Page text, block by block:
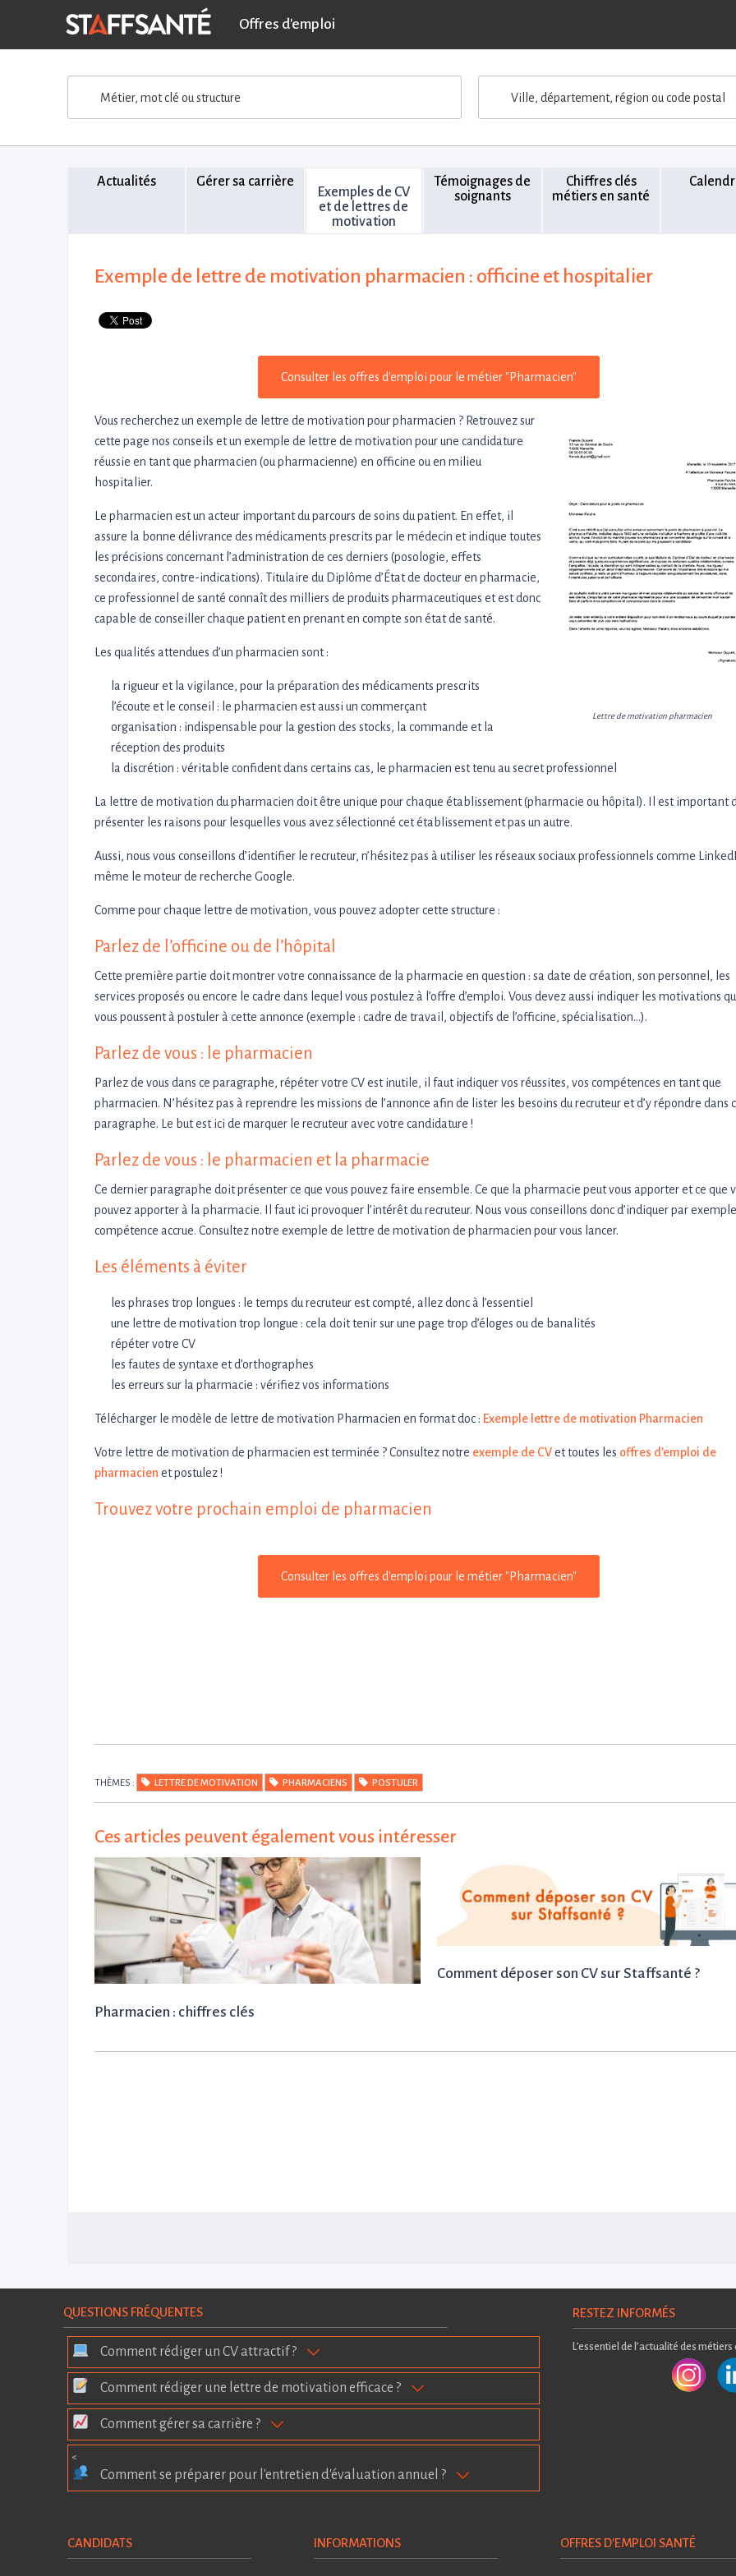
Offres d'emploi
Métier, mot clé ou structure Ville, département, région ou code postal
Actualités Gérer sa carrière
Exemples de CV
et de lettres de
motivation
Témoignages de
soignants
Chiffres clés
métiers en santé
Exemple de lettre de motivation pharmacien : officine et hospitalier
Consulter les offres d'emploi pour le métier "Pharmacien"
Lettre de motivation pharmacien
Vous recherchez un exemple de lettre de motivation pour pharmacien ? Retrouvez sur
cette page nos conseils et un exemple de lettre de motivation pour une candidature
réussie en tant que pharmacien (ou pharmacienne) en officine ou en milieu
hospitalier.
Le pharmacien est un acteur important du parcours de soins du patient. En effet, il
assure la bonne délivrance des médicaments prescrits par le médecin et indique toutes
les précisions concernant l’administration de ces derniers (posologie, effets
secondaires, contre-indications). Titulaire du Diplôme d’État de docteur en pharmacie,
ce professionnel de santé connaît des milliers de produits pharmaceutiques et est donc
capable de conseiller chaque patient en prenant en compte son état de santé.
Les qualités attendues d’un pharmacien sont :
la rigueur et la vigilance, pour la préparation des médicaments prescrits
l’écoute et le conseil : le pharmacien est aussi un commerçant
organisation : indispensable pour la gestion des stocks, la commande et la
réception des produits
la discrétion : véritable confident dans certains cas, le pharmacien est tenu au secret professionnel
La lettre de motivation du pharmacien doit être unique pour chaque établissement (pharmacie ou hôpital). Il est important
présenter les raisons pour lesquelles vous avez sélectionné cet établissement et pas un autre.
Aussi, nous vous conseillons d’identifier le recruteur, n’hésitez pas à utiliser les réseaux sociaux professionnels comme
même le moteur de recherche Google.
Comme pour chaque lettre de motivation, vous pouvez adopter cette structure :
Parlez de l’officine ou de l’hôpital
Cette première partie doit montrer votre connaissance de la pharmacie en question : sa date de création, son personnel, les
services proposés ou encore le cadre dans lequel vous postulez à l’offre d’emploi. Vous devez aussi indiquer les motivations
vous poussent à postuler à cette annonce (exemple : cadre de travail, objectifs de l’officine, spécialisation…).
Parlez de vous : le pharmacien
Parlez de vous dans ce paragraphe, répéter votre CV est inutile, il faut indiquer vos réussites, vos compétences en tant que
pharmacien. N’hésitez pas à reprendre les missions de l’annonce afin de lister les besoins du recruteur et d’y répondre dans
paragraphe. Le but est ici de marquer le recruteur avec votre candidature !
Parlez de vous : le pharmacien et la pharmacie
Ce dernier paragraphe doit présenter ce que vous pouvez faire ensemble. Ce que la pharmacie peut vous apporter et ce que
pouvez apporter à la pharmacie. Il faut ici provoquer l’intérêt du recruteur. Nous vous conseillons donc d’indiquer par
compétence accrue. Consultez notre exemple de lettre de motivation de pharmacien pour vous lancer.
Les éléments à éviter
les phrases trop longues : le temps du recruteur est compté, allez donc à l’essentiel
une lettre de motivation trop longue : cela doit tenir sur une page trop d’éloges ou de banalités
répéter votre CV
les fautes de syntaxe et d’orthographes
les erreurs sur la pharmacie : vérifiez vos informations
Télécharger le modèle de lettre de motivation Pharmacien en format doc : Exemple lettre de motivation Pharmacien
Votre lettre de motivation de pharmacien est terminée ? Consultez notre exemple de CVet toutes les offres d’emploi de
pharmacien et postulez !
Trouvez votre prochain emploi de pharmacien
Consulter les offres d'emploi pour le métier "Pharmacien"
THÈMES : LETTRE DE MOTIVATION PHARMACIENS POSTULER
Ces articles peuvent également vous intéresser
Pharmacien : chiffres clés
Comment déposer son CV sur Staffsanté ?
QUESTIONS FRÉQUENTES
Comment rédiger un CV attractif ?
Comment rédiger une lettre de motivation efficace ?
Comment gérer sa carrière ?
<
Comment se préparer pour l'entretien d'évaluation annuel ?
RESTEZ INFORMÉS
L’essentiel de l’actualité des métiers
CANDIDATS INFORMATIONS OFFRES D'EMPLOI SANTÉ